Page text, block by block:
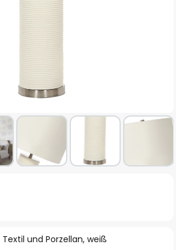
und Porzellan, weiß